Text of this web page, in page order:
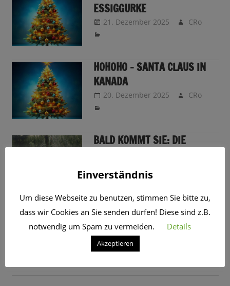
ESSIGGURKE
21. Dezember 2025 CRo
H0H0H0 – SANTA CLAUS IN
KANADA
20. Dezember 2025 CRo
BALD KOMMT SIE: DIE
01.12.2025
WEIHNACHTSTRADITIONEN
AUS ALLER WELT
3. November 2025
Einverständnis
Um diese Webseite zu benutzen, stimmen Sie bitte zu,
dass wir Cookies an Sie senden dürfen! Diese sind z.B.
notwendig um Spam zu vermeiden.
Details
Akzeptieren